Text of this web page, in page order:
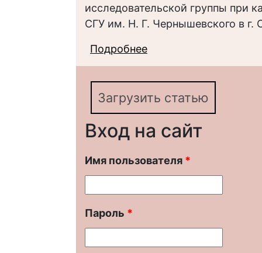
исследовательской группы при
СГУ им. Н. Г. Чернышевского в г.
Подробнее
получателей услуг
Загрузить статью
Вход на сайт
Имя пользователя *
Пароль *